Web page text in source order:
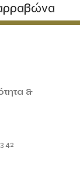
&
42